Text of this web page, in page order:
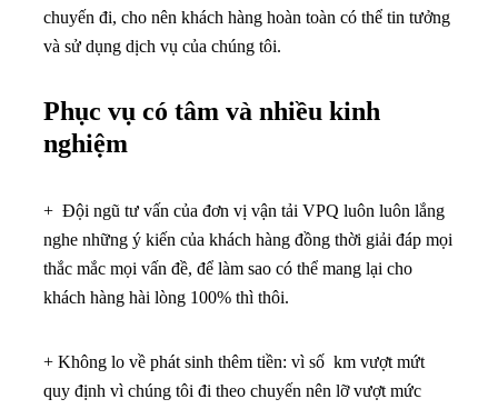
chuyến đi, cho nên khách hàng hoàn toàn có thể tin tưởng
và sử dụng dịch vụ của chúng tôi.
Phục vụ có tâm và nhiều kinh
nghiệm
+ Đội ngũ tư vấn của đơn vị vận tải VPQ luôn luôn lắng
nghe những ý kiến của khách hàng đồng thời giải đáp mọi
thắc mắc mọi vấn đề, để làm sao có thể mang lại cho
khách hàng hài lòng 100% thì thôi.
+ Không lo về phát sinh thêm tiền: vì số km vượt mứt
quy định vì chúng tôi đi theo chuyến nên lỡ vượt mức